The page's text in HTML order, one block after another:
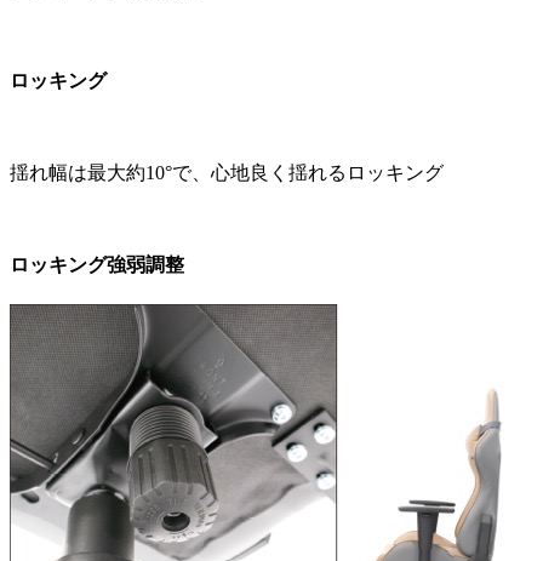
ロッキング
揺れ幅は最大約10°で、心地良く揺れるロッキング
ロッキング強弱調整